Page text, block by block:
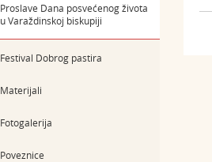
Proslave Dana posvećenog života
u Varaždinskoj biskupiji
Festival Dobrog pastira
Materijali
Fotogalerija
Poveznice